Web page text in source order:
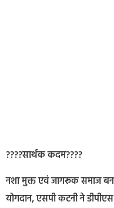
????सार्थक कदम????
नशा मुक्त एवं जागरूक समाज
योगदान, एसपी कटनी ने